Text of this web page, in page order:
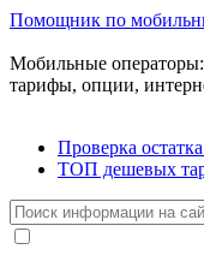
Помощник по
Мобильные операторы:
тарифы, опции,
Проверка
ТОП дешевых